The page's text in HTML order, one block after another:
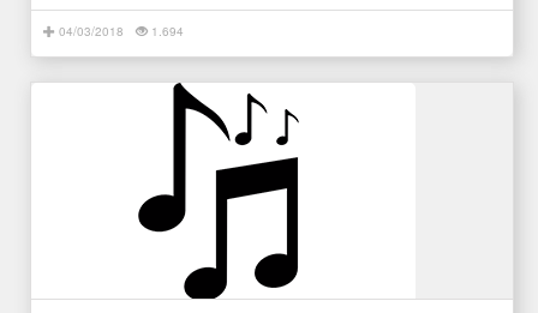
04/03/2018 1.694